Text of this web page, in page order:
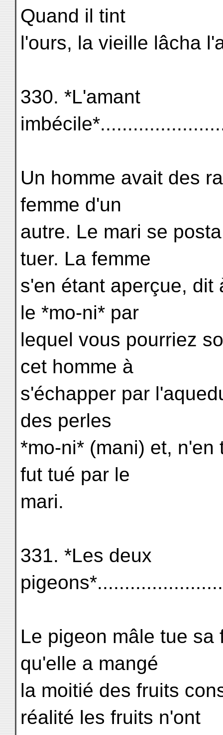
Quand il tint
l'ours, la vieille lâcha
330. *L'amant
Un homme avait des
femme d'un
autre. Le mari se
tuer. La femme
s'en étant aperçue, dit
le *mo-ni* par
lequel vous pourriez
cet homme à
s'échapper par
des perles
*mo-ni* (mani) et,
fut tué par le
mari.
331. *Les deux
Le pigeon mâle tue
qu'elle a mangé
la moitié des fruits
réalité les fruits n'ont